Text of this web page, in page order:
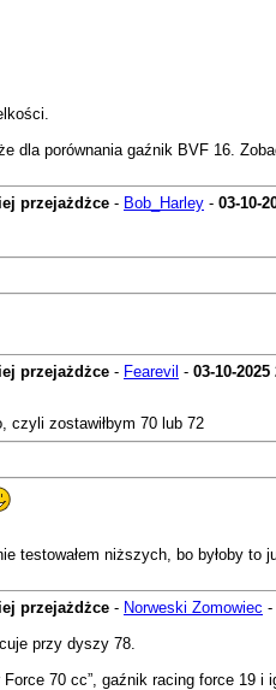
dla porównania gaźnik BVF 16.
przejażdżce - Bob_Harley - 03-10-
przejażdżce - Fearevil - 03-10-2025
czyli zostawiłbym 70 lub 72
testowałem niższych, bo byłoby to
przejażdżce - Norweski Zomowiec -
przy dyszy 78.
70 cc”, gaźnik racing force 19 i